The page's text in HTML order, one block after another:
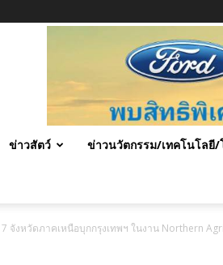
ข่าวสัตว์ ข่าวนวัตกรรม/เทคโนโลยี/
จังหวัดภาคเหนือบุกกรุงเทพฯ ในงาน Northern